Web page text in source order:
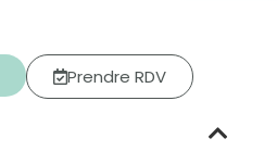
Prendre RDV